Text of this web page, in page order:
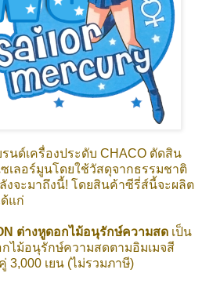
เครื่องประดับ CHACO ตัดสิน
เลอร์มูนโดยใช้วัสดุจากธรรมชาติ
งจะมาถึงนี้! โดยสินค้าซีรี่ส์นี้จะผลิต
แก่
ต่างหูดอกไม้อนุรักษ์ความสด เป็น
ไม้อนุรักษ์ความสดตามอิมเมจสี
3,000 เยน (ไม่รวมภาษี)